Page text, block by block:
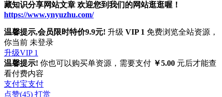
藏知识分享网站文章 欢迎您到我们的网站逛逛喔！
https://www.ynyuzhu.com/
温馨提示,会员限时特价9.9元! 升级 VIP 1 免费浏览全站资源，
你当前 未登录
升级VIP 1
温馨提示! 你也可以购买单资源，需要支付 ￥5.00 元后才能查
看付费内容
支付宝支付
点赞(45) 打赏